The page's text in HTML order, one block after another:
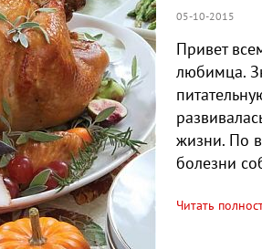
05-10-2015
Привет
любимца.
жизни. По
болезни
Читать